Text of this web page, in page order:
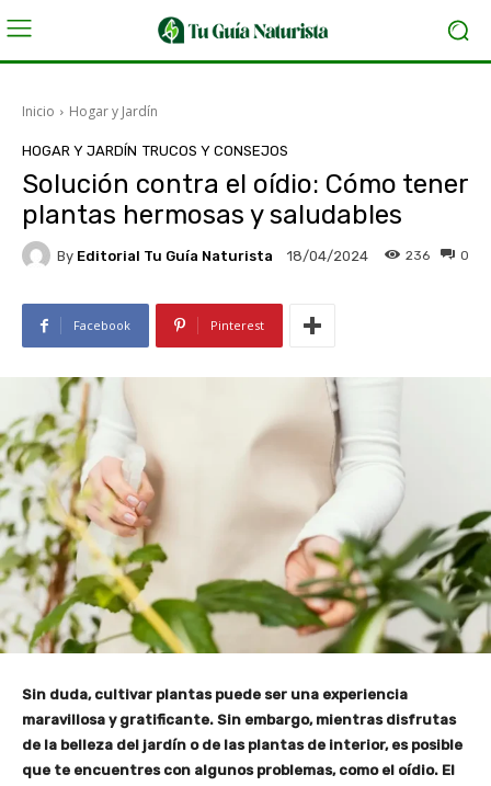
Inicio Hogar y Jardín
HOGAR Y JARDÍN TRUCOS Y CONSEJOS
Solución contra el oídio: Cómo tener
plantas hermosas y saludables
By Editorial Tu Guía Naturista 18/04/2024 0
236
Facebook Pinterest
Sin duda, cultivar plantas puede ser una experiencia
maravillosa y gratificante. Sin embargo, mientras disfrutas
de la belleza del jardín o de las plantas de interior, es posible
que te encuentres con algunos problemas, como el oídio. El